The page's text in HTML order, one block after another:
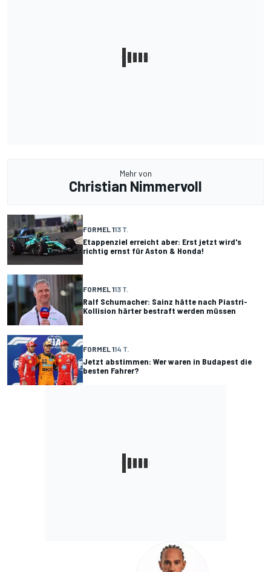
Mehr von
Christian Nimmervoll
FORMEL 113 T.
Etappenziel erreicht aber: Erst jetzt wird's
richtig ernst für Aston & Honda!
FORMEL 113 T.
Ralf Schumacher: Sainz hätte nach Piastri-
Kollision härter bestraft werden müssen
FORMEL 114 T.
Jetzt abstimmen: Wer waren in Budapest die
besten Fahrer?